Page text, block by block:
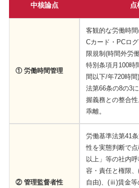
中核論点
① 労働時間管理
客観的な労働時間
Cカード・PCロ
限規制(時間外労
特別条項月100時
間以下/年720時
法第66条の8の3
握義務との整合
乖離。
② 管理監督者性
労働基準法第41
性を実態判断で
以上」等の社内
容・責任と権限
自由)、(ⅲ)賃金等